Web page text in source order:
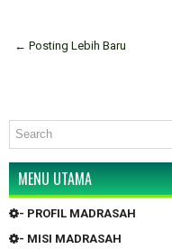
← Posting Lebih Baru
MENU UTAMA
- PROFIL MADRASAH
- MISI MADRASAH